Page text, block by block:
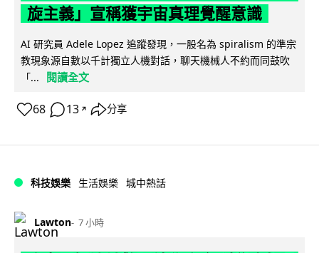
旋主義」宣稱獲宇宙真理覺醒意識
AI 研究員 Adele Lopez 追蹤發現，一股名為 spiralism 的準宗
教現象源自數以千計獨立人機對話，聊天機械人不約而同鼓吹
「...
閱讀全文
68 13 ↗ 分享
科技娛樂 生活娛樂 城中熱話
Lawton 7 小時